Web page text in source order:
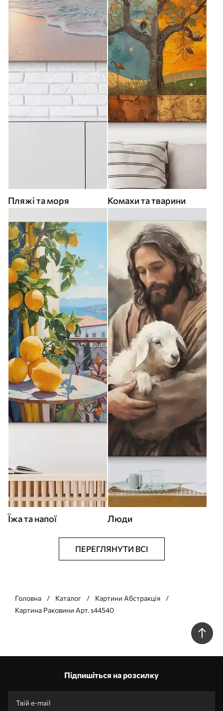
Пляжі та моря Комахи та тварини
Їжа та напої Люди
ПЕРЕГЛЯНУТИ ВСІ
Головна Каталог
Картини Абстракція
Картина Раковини Арт. s44540
Підпишіться на розсилку